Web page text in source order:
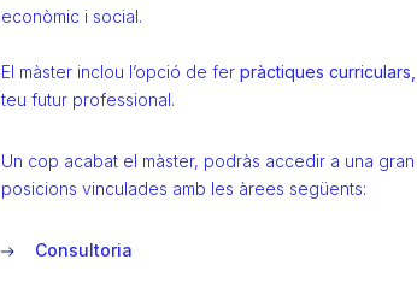
econòmic i social.
El màster inclou l’opció de fer pràctiques curriculars,
teu futur professional.
Un cop acabat el màster, podràs accedir a una
posicions vinculades amb les àrees següents:
Consultoria